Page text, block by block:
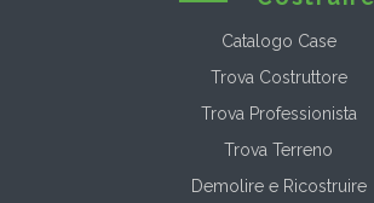
Catalogo Case
Trova Costruttore
Trova Professionista
Trova Terreno
Demolire e Ricostruire